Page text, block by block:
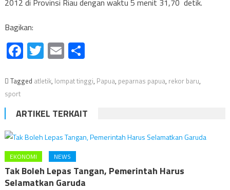
2012 di Provinsi Riau dengan waktu 5 menit 31,70 detik.
Bagikan:
Facebook
Twitter
EmailShare
Tagged atletik, lompat tinggi, Papua, peparnas papua, rekor baru,
sport
ARTIKEL TERKAIT
EKONOMI NEWS
Tak Boleh Lepas Tangan, Pemerintah Harus
Selamatkan Garuda